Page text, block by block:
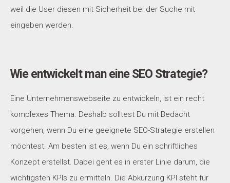
weil die User diesen mit Sicherheit bei der Suche mit
eingeben werden.
Wie entwickelt man eine SEO Strategie?
Eine Unternehmenswebseite zu entwickeln, ist ein recht
komplexes Thema. Deshalb solltest Du mit Bedacht
vorgehen, wenn Du eine geeignete SEO-Strategie erstellen
möchtest. Am besten ist es, wenn Du ein schriftliches
Konzept erstellst. Dabei geht es in erster Linie darum, die
wichtigsten KPIs zu ermitteln. Die Abkürzung KPI steht für